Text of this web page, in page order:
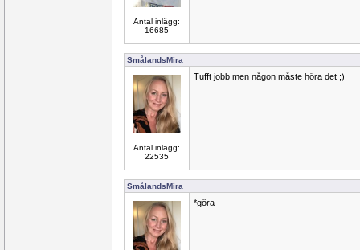
Antal inlägg:
16685
SmålandsMira
Antal inlägg:
22535
Tufft jobb men någon måste höra det ;)
SmålandsMira
*göra